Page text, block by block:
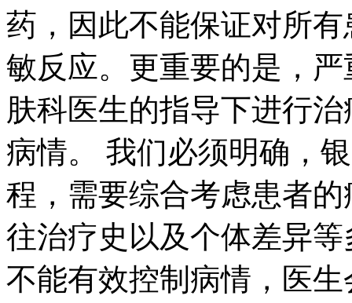
药，因此不能保证对所
敏反应。更重要的是，
肤科医生的指导下进行
病情。 我们必须明确，
程，需要综合考虑患者
往治疗史以及个体差异
不能有效控制病情，医